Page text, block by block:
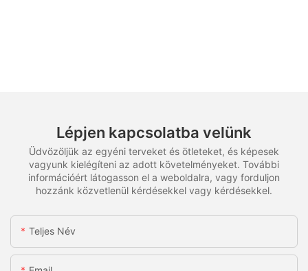
Lépjen kapcsolatba velünk
Üdvözöljük az egyéni terveket és ötleteket, és képesek
vagyunk kielégíteni az adott követelményeket. További
információért látogasson el a weboldalra, vagy forduljon
hozzánk közvetlenül kérdésekkel vagy kérdésekkel.
Teljes Név